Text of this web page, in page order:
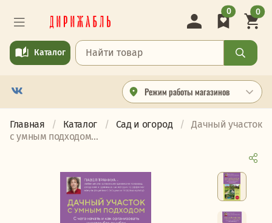
Режим работы магазинов
Каталог
0 0
Главная Каталог Сад и огород
Дачный участок
с умным подходом...